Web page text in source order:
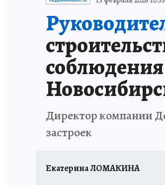
Директор компании
застроек
Екатерина ЛОМАКИНА